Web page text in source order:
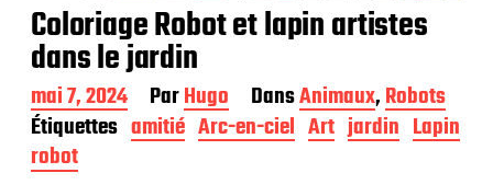
Coloriage Robot et lapin artistes
dans le jardin
D
a
t
e
mai 7, 2024 ParHugo DansAnimaux,Robots
Étiquettes amitié Arc-en-ciel Art jardin Lapin
robot